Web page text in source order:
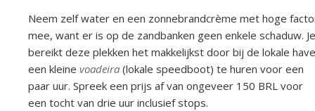
Neem zelf water en een zonnebrandcrème met hoge
mee, want er is op de zandbanken geen enkele schaduw. Je
bereikt deze plekken het makkelijkst door bij de lokale
een kleine voadeira (lokale speedboot) te huren voor een
paar uur. Spreek een prijs af van ongeveer 150 BRL voor
een tocht van drie uur inclusief stops.